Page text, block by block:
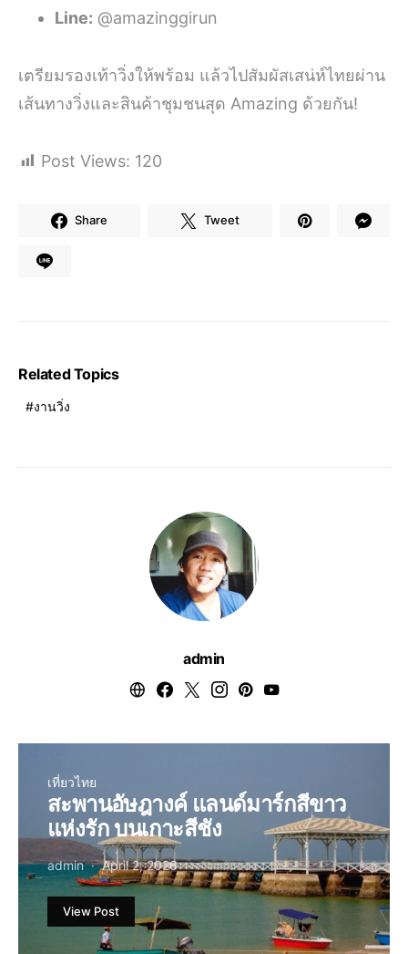
Line: @amazinggirun
เตรียมรองเท้าวิ่งให้พร้อม แล้วไปสัมผัสเสน่ห์ไทยผ่าน
เส้นทางวิ่งและสินค้าชุมชนสุด Amazing ด้วยกัน!
Post Views: 120
Share Tweet
Related Topics
งานวิ่ง
admin
เที่ยวไทย
สะพานอัษฎางค์ แลนด์มาร์กสีขาว
แห่งรัก บนเกาะสีชัง
admin April 2, 2026
View Post